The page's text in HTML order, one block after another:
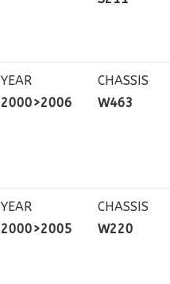
YEAR
2000>2006
CHASSIS
W463
YEAR
2000>2005
CHASSIS
W220